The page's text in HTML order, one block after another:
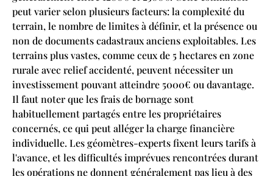
peut varier selon plusieurs facteurs: la complexité du
terrain, le nombre de limites à définir, et la présence ou
non de documents cadastraux anciens exploitables. Les
terrains plus vastes, comme ceux de 5 hectares en zone
rurale avec relief accidenté, peuvent nécessiter un
investissement pouvant atteindre 5000€ ou davantage.
Il faut noter que les frais de bornage sont
habituellement partagés entre les propriétaires
concernés, ce qui peut alléger la charge financière
individuelle. Les géomètres-experts fixent leurs tarifs à
l'avance, et les difficultés imprévues rencontrées durant
les opérations ne donnent généralement pas lieu à des